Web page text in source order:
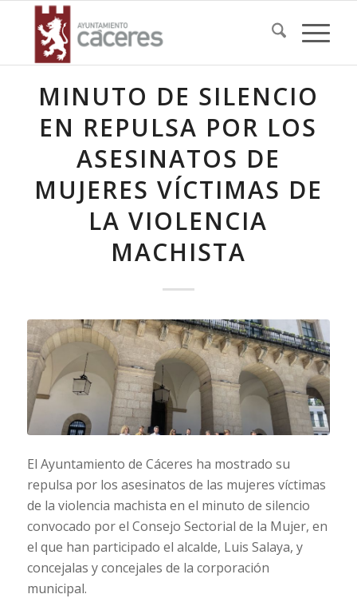
MINUTO DE SILENCIO
EN REPULSA POR LOS
ASESINATOS DE
MUJERES VÍCTIMAS DE
LA VIOLENCIA
MACHISTA
El Ayuntamiento de Cáceres ha mostrado su
repulsa por los asesinatos de las mujeres víctimas
de la violencia machista en el minuto de silencio
convocado por el Consejo Sectorial de la Mujer, en
el que han participado el alcalde, Luis Salaya, y
concejalas y concejales de la corporación
municipal.